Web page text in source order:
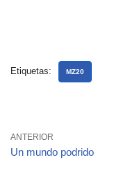
Etiquetas: MZ20
ANTERIOR
Un mundo podrido